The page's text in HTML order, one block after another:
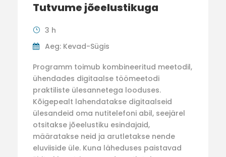
Tutvume jõeelustikuga
3 h
Aeg: Kevad-Sügis
Programm toimub kombineeritud meetodil,
ühendades digitaalse töömeetodi
praktiliste ülesannetega looduses.
Kõigepealt lahendatakse digitaalseid
ülesandeid oma nutitelefoni abil, seejärel
otsitakse jõeelustiku esindajaid,
määratakse neid ja arutletakse nende
eluviiside üle. Kuna läheduses paistavad